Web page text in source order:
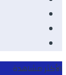
الأكثر مشاهدة